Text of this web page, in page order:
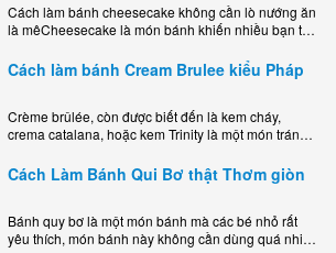
Cách làm bánh cheesecake không cần lò nướng ăn
là mêCheesecake là món bánh khiến nhiều bạn trẻ
kem..
Cách làm bánh Cream Brulee kiểu Pháp
Crème brûlée, còn được biết đến là kem cháy,
crema catalana, hoặc kem Trinity là một món tráng
lớp..
Cách Làm Bánh Qui Bơ thật Thơm giòn
Bánh quy bơ là một món bánh mà các bé nhỏ rất
yêu thích, món bánh này không cần dùng quá nhiều